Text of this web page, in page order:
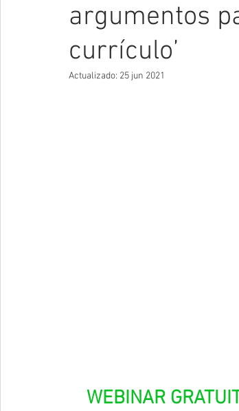
argumentos
currículo’
Actualizado: 25 jun 2021
WEBINAR